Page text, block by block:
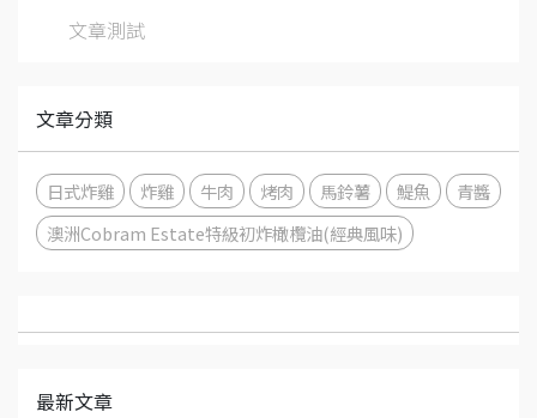
文章測試
文章分類
日式炸雞 炸雞 牛肉 烤肉 馬鈴薯 鯷魚
青醬
澳洲Cobram Estate特級初炸橄欖油(經典風味)
最新文章